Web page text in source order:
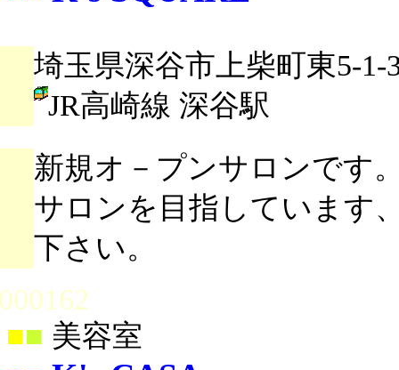
埼玉県深谷市上柴町東5-1-
JR高崎線 深谷駅
新規オ－プンサロンです
サロンを目指しています
下さい。
■ 美容室